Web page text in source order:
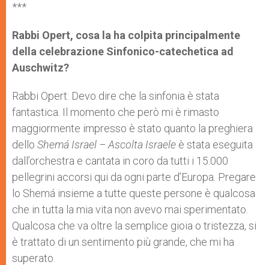
***
Rabbi Opert, cosa la ha colpita principalmente
della celebrazione Sinfonico-catechetica ad
Auschwitz?
Rabbi Opert: Devo dire che la sinfonia è stata
fantastica. Il momento che però mi è rimasto
maggiormente impresso è stato quanto la preghiera
dello Shemá Israel – Ascolta Israele è stata eseguita
dall’orchestra e cantata in coro da tutti i 15.000
pellegrini accorsi qui da ogni parte d’Europa. Pregare
lo Shemá insieme a tutte queste persone è qualcosa
che in tutta la mia vita non avevo mai sperimentato.
Qualcosa che va oltre la semplice gioia o tristezza, si
è trattato di un sentimento più grande, che mi ha
superato.